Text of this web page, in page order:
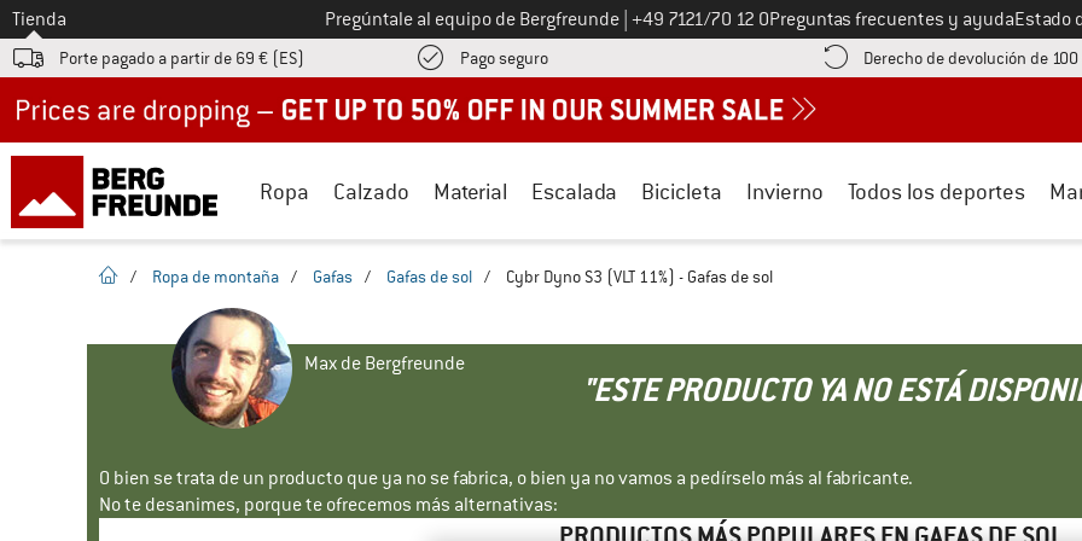
A la
Tienda Pregúntale al equipo de Bergfreunde Llámenos al
+49 7121/70 12 0Preguntas frecuentes y ayudaEstado
Porte pagado a partir de 69 € (ES) Pago seguro¡encuentre información sobre el pago aquí! Se abre en una ventana de
Derecho de devolución de
Ropa Calzado Material Escalada Bicicleta Invierno Todos los deportes
la pagina de inicio
/ Ropa de montaña / Gafas / Gafas de sol / Cybr Dyno S3 (VLT 11%) - Gafas de sol
Max de Bergfreunde
"ESTE PRODUCTO YA NO ESTÁ
O bien se trata de un producto que ya no se fabrica, o bien ya no vamos a pedírselo más al fabricante.
No te desanimes, porque te ofrecemos más alternativas: